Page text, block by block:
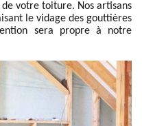
votre toiture. Nos artisans
le vidage des gouttières
sera propre à notre